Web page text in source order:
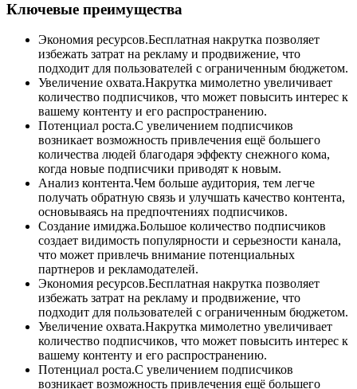
Ключевые преимущества
Экономия ресурсов.Бесплатная накрутка позволяет
избежать затрат на рекламу и продвижение, что
подходит для пользователей с ограниченным бюджетом.
Увеличение охвата.Накрутка мимолетно увеличивает
количество подписчиков, что может повысить интерес к
вашему контенту и его распространению.
Потенциал роста.С увеличением подписчиков
возникает возможность привлечения ещё большего
количества людей благодаря эффекту снежного кома,
когда новые подписчики приводят к новым.
Анализ контента.Чем больше аудитория, тем легче
получать обратную связь и улучшать качество контента,
основываясь на предпочтениях подписчиков.
Создание имиджа.Большое количество подписчиков
создает видимость популярности и серьезности канала,
что может привлечь внимание потенциальных
партнеров и рекламодателей.
Экономия ресурсов.Бесплатная накрутка позволяет
избежать затрат на рекламу и продвижение, что
подходит для пользователей с ограниченным бюджетом.
Увеличение охвата.Накрутка мимолетно увеличивает
количество подписчиков, что может повысить интерес к
вашему контенту и его распространению.
Потенциал роста.С увеличением подписчиков
возникает возможность привлечения ещё большего